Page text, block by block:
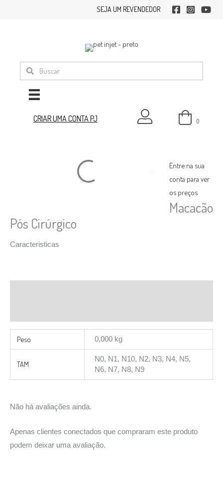
SEJA UM REVENDEDOR facebookinstagram
CRIAR UMA CONTA PJ minha conta
0
Entre na sua
conta para ver
os preços
Macacão
Pós Cirúrgico
Caracteristicas
Peso 0,000 kg
TAM
N0, N1, N10, N2, N3, N4, N5,
N6, N7, N8, N9
Não há avaliações ainda.
Apenas clientes conectados que compraram este produto
podem deixar uma avaliação.